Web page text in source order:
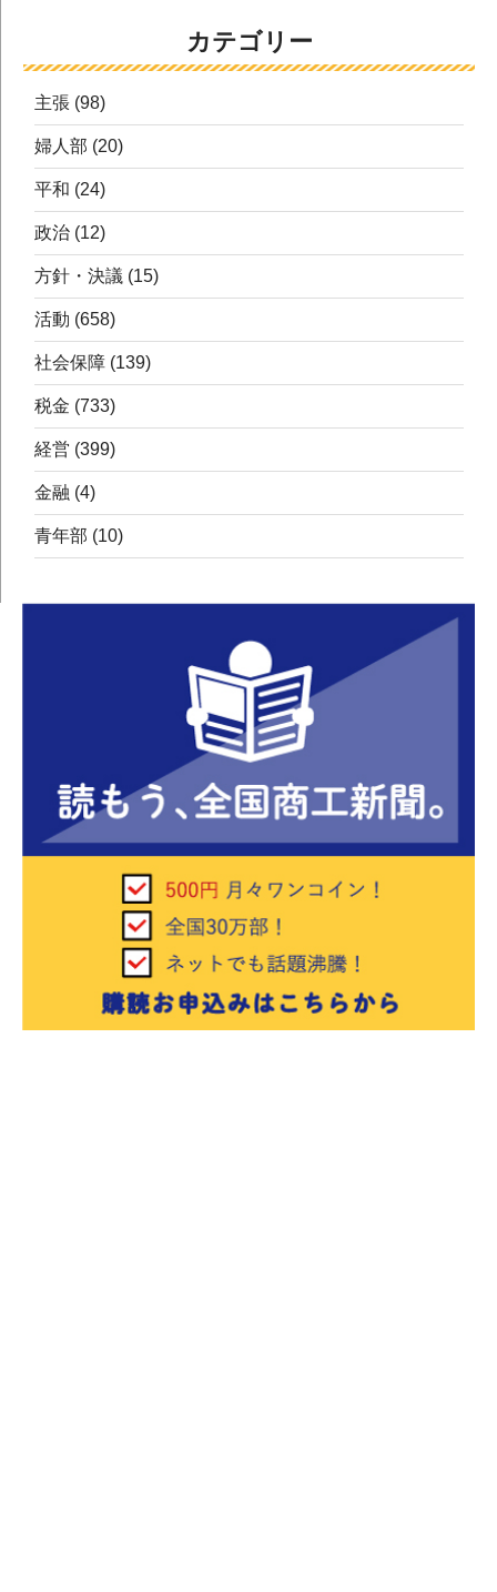
カテゴリー
主張 (98)
婦人部 (20)
平和 (24)
政治 (12)
方針・決議 (15)
活動 (658)
社会保障 (139)
税金 (733)
経営 (399)
金融 (4)
青年部 (10)